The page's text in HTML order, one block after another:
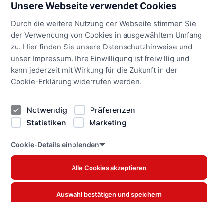
Unsere Webseite verwendet Cookies
Durch die weitere Nutzung der Webseite stimmen Sie
der Verwendung von Cookies in ausgewähltem Umfang
zu. Hier finden Sie unsere Datenschutzhinweise und
unser Impressum. Ihre Einwilligung ist freiwillig und
kann jederzeit mit Wirkung für die Zukunft in der
Cookie-Erklärung widerrufen werden.
Notwendig
Präferenzen
Statistiken
Marketing
Cookie-Details einblenden
Alle Cookies akzeptieren
Auswahl bestätigen und speichern
Bürgerservice
Presse
Newsletter Lübeck:kompakt
Kontakt
Kontakt
Datenschutzhinweise
Barrierefreiheit
Cookie Erklärung
www.luebeck.de